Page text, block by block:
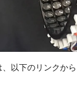
以下のリンクから